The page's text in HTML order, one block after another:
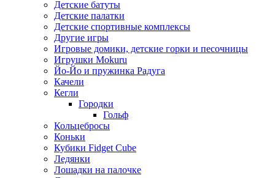
Детские батуты
Детские палатки
Детские спортивные комплексы
Другие игры
Игровые домики, детские горки и песочницы
Игрушки Mokuru
Йо-Йо и пружинка Радуга
Качели
Кегли
Городки
Гольф
Кольцебросы
Коньки
Кубики Fidget Cube
Ледянки
Лошадки на палочке